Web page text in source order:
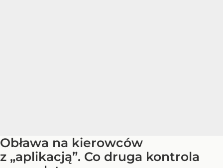
Obława na kierowców
z „aplikacją”. Co druga kontrola